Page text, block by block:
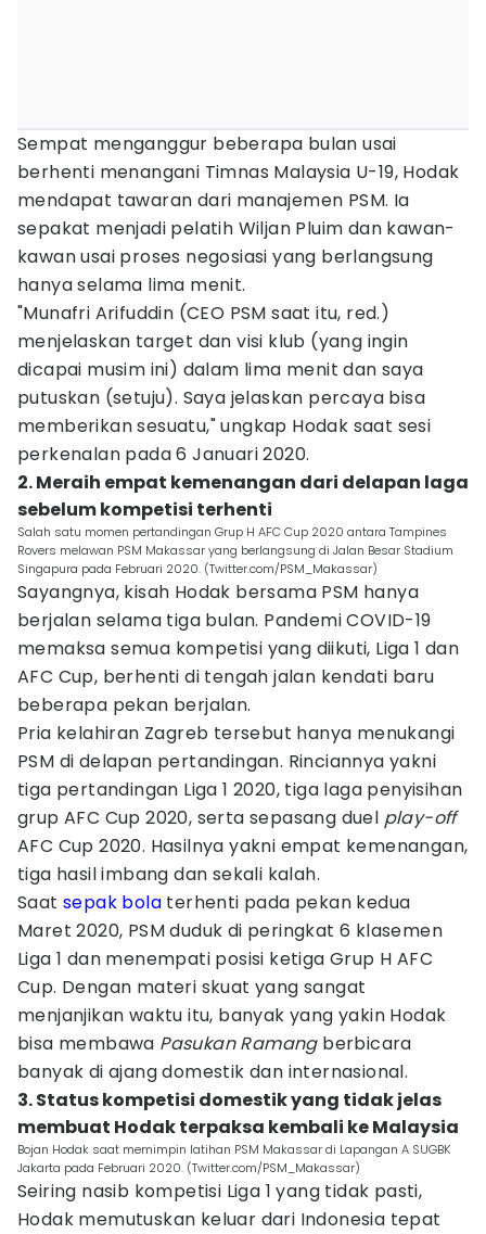
Sempat menganggur beberapa bulan usai
berhenti menangani Timnas Malaysia U-19, Hodak
mendapat tawaran dari manajemen PSM. Ia
sepakat menjadi pelatih Wiljan Pluim dan kawan-
kawan usai proses negosiasi yang berlangsung
hanya selama lima menit.
"Munafri Arifuddin (CEO PSM saat itu, red.)
menjelaskan target dan visi klub (yang ingin
dicapai musim ini) dalam lima menit dan saya
putuskan (setuju). Saya jelaskan percaya bisa
memberikan sesuatu," ungkap Hodak saat sesi
perkenalan pada 6 Januari 2020.
2. Meraih empat kemenangan dari delapan laga
sebelum kompetisi terhenti
Salah satu momen pertandingan Grup H AFC Cup 2020 antara Tampines
Rovers melawan PSM Makassar yang berlangsung di Jalan Besar Stadium
Singapura pada Februari 2020. (Twitter.com/PSM_Makassar)
Sayangnya, kisah Hodak bersama PSM hanya
berjalan selama tiga bulan. Pandemi COVID-19
memaksa semua kompetisi yang diikuti, Liga 1 dan
AFC Cup, berhenti di tengah jalan kendati baru
beberapa pekan berjalan.
Pria kelahiran Zagreb tersebut hanya menukangi
PSM di delapan pertandingan. Rinciannya yakni
tiga pertandingan Liga 1 2020, tiga laga penyisihan
grup AFC Cup 2020, serta sepasang duel play-off
AFC Cup 2020. Hasilnya yakni empat kemenangan,
tiga hasil imbang dan sekali kalah.
Saat sepak bola terhenti pada pekan kedua
Maret 2020, PSM duduk di peringkat 6 klasemen
Liga 1 dan menempati posisi ketiga Grup H AFC
Cup. Dengan materi skuat yang sangat
menjanjikan waktu itu, banyak yang yakin Hodak
bisa membawa Pasukan Ramangberbicara
banyak di ajang domestik dan internasional.
3. Status kompetisi domestik yang tidak jelas
membuat Hodak terpaksa kembali ke Malaysia
Bojan Hodak saat memimpin latihan PSM Makassar di Lapangan A SUGBK
Jakarta pada Februari 2020. (Twitter.com/PSM_Makassar)
Seiring nasib kompetisi Liga 1 yang tidak pasti,
Hodak memutuskan keluar dari Indonesia tepat